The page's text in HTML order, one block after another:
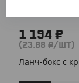
1 194 ₽
(23.88 ₽/ШТ)
Ланч-бокс с